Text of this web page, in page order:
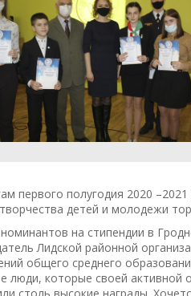
первого полугодия 2020
детей и молодежи
на стипендии в
Лидской районной
общего среднего
люди, которые своей активной